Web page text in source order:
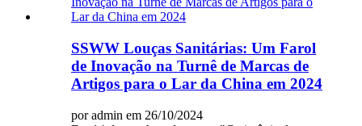
SSWW Louças Sanitárias: Um Farol
de Inovação na Turnê de Marcas de
Artigos para o Lar da China em 2024
por admin em 26/10/2024